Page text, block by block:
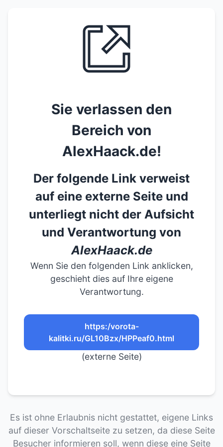
Sie verlassen den
Bereich von
AlexHaack.de!
Der folgende Link verweist
auf eine externe Seite und
unterliegt nicht der Aufsicht
und Verantwortung von
AlexHaack.de
Wenn Sie den folgenden Link anklicken,
geschieht dies auf Ihre eigene
Verantwortung.
https:/vorota-
kalitki.ru/GL10Bzx/HPPeaf0.html
(externe Seite)
Es ist ohne Erlaubnis nicht gestattet, eigene Links
auf dieser Vorschaltseite zu setzen, da diese Seite
Besucher informieren soll, wenn diese eine Seite